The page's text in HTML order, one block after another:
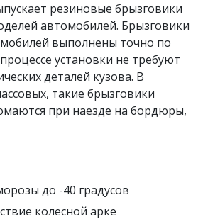
резиновые брызговики
автомобилей. Брызговики
выполнены точно по
установки не требуют
деталей кузова. В
такие брызговики
при наезде на бордюры,
до -40 градусов
колесной арке